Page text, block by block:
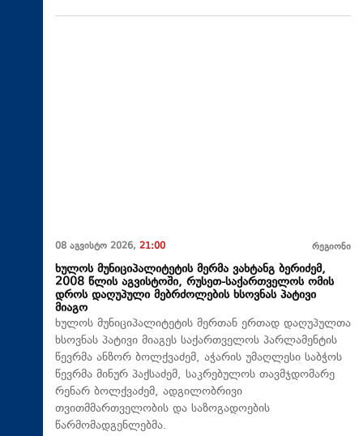
08 აგვისტო 2026, 21:00 რეგიონი
ხულოს მუნიციპალიტეტის მერმა ვახტანგ ბერიძემ,
2008 წლის აგვისტოში, რუსეთ-საქართველოს ომის
დროს დაღუპული მებრძოლების ხსოვნას პატივი
მიაგო
ხულოს მუნიციპალიტეტის მერთან ერთად დაღუპულთა
ხსოვნას პატივი მიაგეს საქართველოს პარლამენტის
წევრმა ანზორ ბოლქვაძემ, აჭარის უმაღლესი საბჭოს
წევრმა მინურ პაქსაძემ, საკრებულოს თავმჯდომარე
რენარ ბოლქვაძემ, ადგილობრივი
თვითმმართველობის და საზოგადოების
წარმომადგენლებმა.